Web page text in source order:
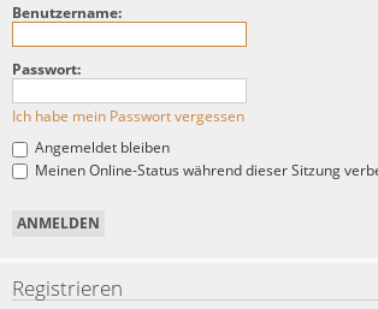
Benutzername:
Passwort:
Ich habe mein Passwort vergessen
Angemeldet bleiben
Meinen Online-Status während dieser Sitzung
Registrieren